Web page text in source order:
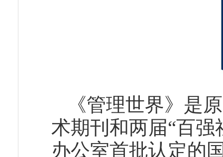
《管理世界》是
术期刊和两届“百
办公室首批认定的